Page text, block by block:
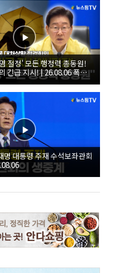
절정' 모든 행정력 총동원!
긴급 지시! | 26.08.06 폭염•
검회의
대통령 주재 수석보좌관회